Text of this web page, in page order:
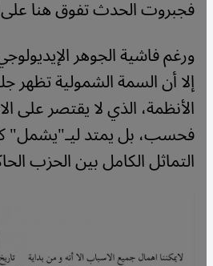
فجبروت الحدث تفوق هنا
ورغم فاشية الجوهر
إلا أن السمة الشمولية
الأنظمة، الذي لا يقتصر على
فحسب، بل يمتد ليـ"يشمل"
التماثل الكامل بين الحزب